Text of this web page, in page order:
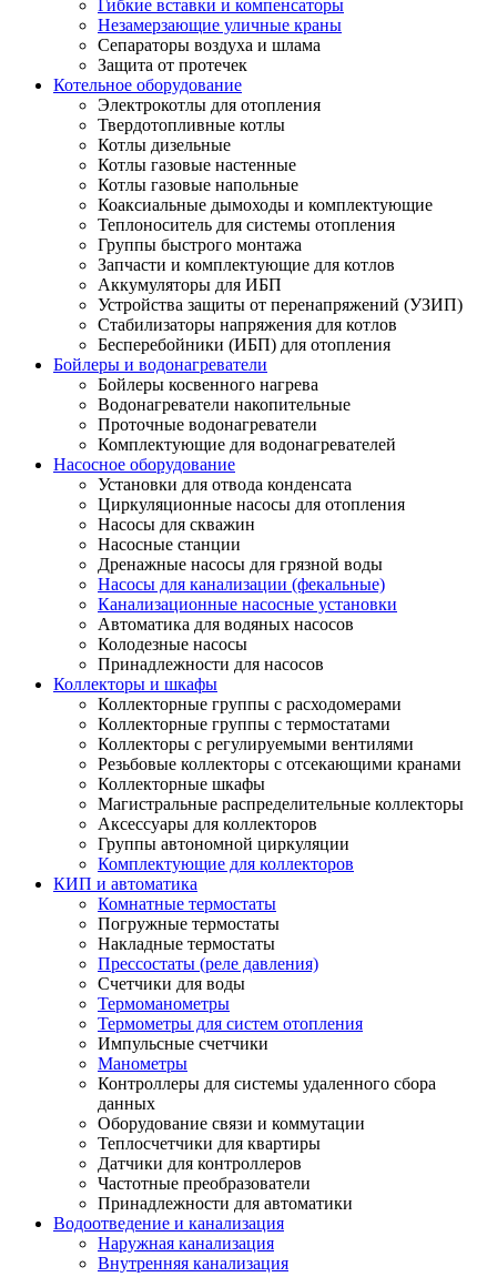
Гибкие вставки и компенсаторы
Незамерзающие уличные краны
Сепараторы воздуха и шлама
Защита от протечек
Котельное оборудование
Электрокотлы для отопления
Твердотопливные котлы
Котлы дизельные
Котлы газовые настенные
Котлы газовые напольные
Коаксиальные дымоходы и комплектующие
Теплоноситель для системы отопления
Группы быстрого монтажа
Запчасти и комплектующие для котлов
Аккумуляторы для ИБП
Устройства защиты от перенапряжений (УЗИП)
Стабилизаторы напряжения для котлов
Бесперебойники (ИБП) для отопления
Бойлеры и водонагреватели
Бойлеры косвенного нагрева
Водонагреватели накопительные
Проточные водонагреватели
Комплектующие для водонагревателей
Насосное оборудование
Установки для отвода конденсата
Циркуляционные насосы для отопления
Насосы для скважин
Насосные станции
Дренажные насосы для грязной воды
Насосы для канализации (фекальные)
Канализационные насосные установки
Автоматика для водяных насосов
Колодезные насосы
Принадлежности для насосов
Коллекторы и шкафы
Коллекторные группы с расходомерами
Коллекторные группы с термостатами
Коллекторы с регулируемыми вентилями
Резьбовые коллекторы с отсекающими кранами
Коллекторные шкафы
Магистральные распределительные коллекторы
Аксессуары для коллекторов
Группы автономной циркуляции
Комплектующие для коллекторов
КИП и автоматика
Комнатные термостаты
Погружные термостаты
Накладные термостаты
Прессостаты (реле давления)
Счетчики для воды
Термоманометры
Термометры для систем отопления
Импульсные счетчики
Манометры
Контроллеры для системы удаленного сбора
данных
Оборудование связи и коммутации
Теплосчетчики для квартиры
Датчики для контроллеров
Частотные преобразователи
Принадлежности для автоматики
Водоотведение и канализация
Наружная канализация
Внутренняя канализация